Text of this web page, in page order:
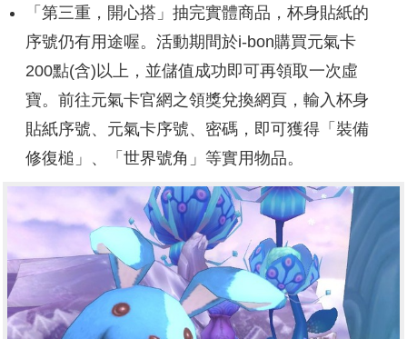
「第三重，開心搭」抽完實體商品，杯身貼紙的
序號仍有用途喔。活動期間於i-bon購買元氣卡
200點(含)以上，並儲值成功即可再領取一次虛
寶。前往元氣卡官網之領獎兌換網頁，輸入杯身
貼紙序號、元氣卡序號、密碼，即可獲得「裝備
修復槌」、「世界號角」等實用物品。